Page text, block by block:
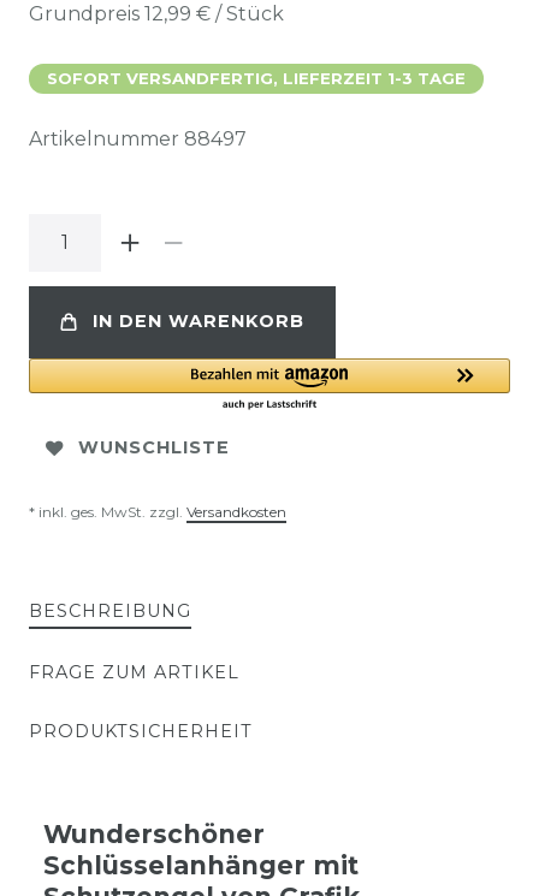
Grundpreis 12,99 € / Stück
SOFORT VERSANDFERTIG, LIEFERZEIT 1-3 TAGE
Artikelnummer 88497
IN DEN WARENKORB
WUNSCHLISTE
* inkl. ges. MwSt. zzgl. Versandkosten
BESCHREIBUNG
FRAGE ZUM ARTIKEL
PRODUKTSICHERHEIT
Wunderschöner
Schlüsselanhänger mit